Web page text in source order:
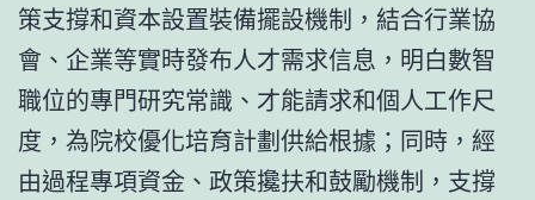
策支撐和資本設置裝備擺設機制，結合行業協
會、企業等實時發布人才需求信息，明白數智
職位的專門研究常識、才能請求和個人工作尺
度，為院校優化培育計劃供給根據；同時，經
由過程專項資金、政策攙扶和鼓勵機制，支撐